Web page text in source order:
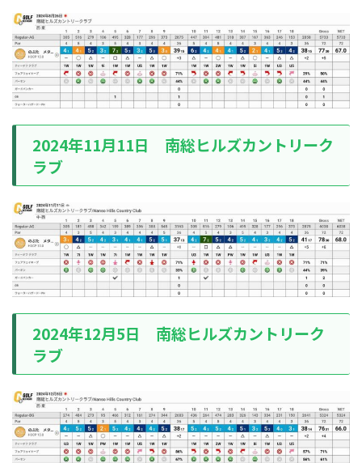
2024年11月11日 南総ヒルズカントリーク
ラブ
2024年12月5日 南総ヒルズカントリーク
ラブ